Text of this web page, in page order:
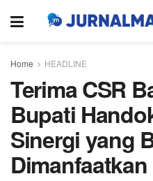
Home HEADLINE
Terima CSR
Bupati
Sinergi yang